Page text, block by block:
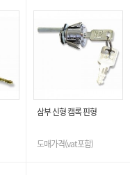
삼부 신형 캠록 핀형
도매가격(vat포함)